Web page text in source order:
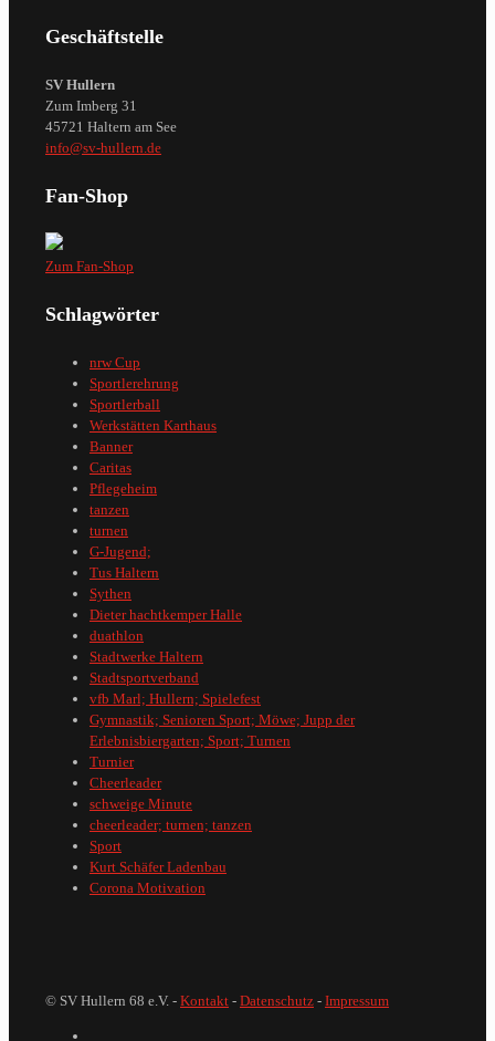
Geschäftstelle
SV Hullern
Zum Imberg 31
45721 Haltern am See
info@sv-hullern.de
Fan-Shop
Zum Fan-Shop
Schlagwörter
nrw Cup
Sportlerehrung
Sportlerball
Werkstätten Karthaus
Banner
Caritas
Pflegeheim
tanzen
turnen
G-Jugend;
Tus Haltern
Sythen
Dieter hachtkemper Halle
duathlon
Stadtwerke Haltern
Stadtsportverband
vfb Marl; Hullern; Spielefest
Gymnastik; Senioren Sport; Möwe; Jupp der
Erlebnisbiergarten; Sport; Turnen
Turnier
Cheerleader
schweige Minute
cheerleader; turnen; tanzen
Sport
Kurt Schäfer Ladenbau
Corona Motivation
© SV Hullern 68 e.V. - Kontakt - Datenschutz - Impressum